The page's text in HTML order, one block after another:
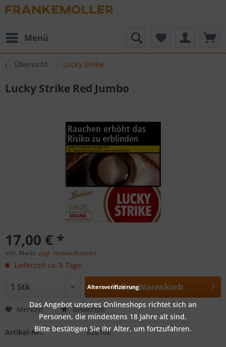
Menü
Übersicht Lucky Strike
Lucky Strike Red Jumbo
17,00 € *
inkl. MwSt. zzgl. Versandkosten
Lieferzeit ca. 5 Tage
In denWarenkorb
Merken Bewerten
Artikel-Nr.: 626168
Altersverifizierung
Das Angebot unseres Onlineshops richtet sich an
Personen, die mindestens 18 Jahre alt sind.
Bitte bestätigen Sie Ihr Alter, um fortzufahren.